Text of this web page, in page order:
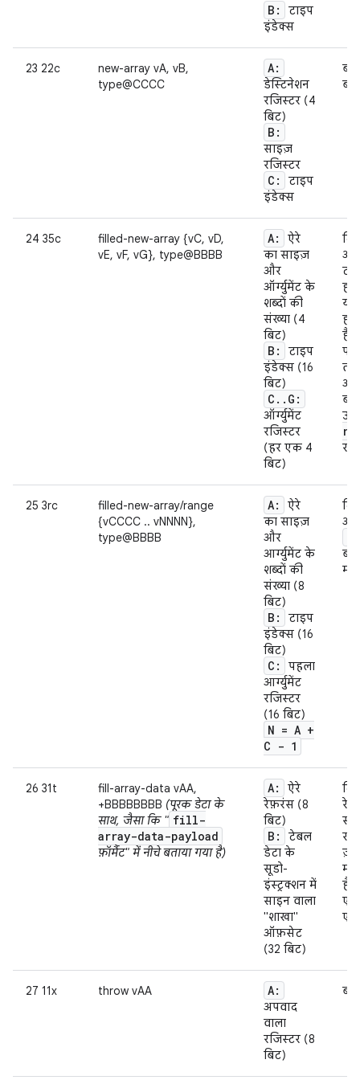
B:
टाइप
इंडेक्स
23 22c
new-array vA, vB,
type@CCCC
A:
डेस्टिनेशन
रजिस्टर (4
बिट)
B:
साइज़
रजिस्टर
C:
टाइप
इंडेक्स
24 35c
filled-new-array {vC, vD,
vE, vF, vG}, type@BBBB
A:
ऐरे
का साइज़
और
ऑर्ग्युमेंट के
शब्दों की
संख्या (4
बिट)
B:
टाइप
इंडेक्स (16
बिट)
C . . G:
ऑर्ग्युमेंट
रजिस्टर
(हर एक 4
बिट)
और
या
हैं.
पर
उसे
25 3rc
filled-new-array/range
{vCCCC .. vNNNN},
type@BBBB
A:
ऐरे
का साइज़
और
आर्ग्युमेंट के
शब्दों की
संख्या (8
बिट)
B:
टाइप
इंडेक्स (16
बिट)
C:
पहला
आर्ग्युमेंट
रजिस्टर
(16 बिट)
N = A +
C - 1
और
26 31t
fill-array-data vAA,
+BBBBBBBB (पूरक डेटा के
साथ, जैसा कि " fill-
array-data-payload
फ़ॉर्मैट" में नीचे बताया गया है)
A:
ऐरे
रेफ़रंस (8
बिट)
B:
टेबल
डेटा के
सूडो-
इंस्ट्रक्शन में
साइन वाला
"शाखा"
ऑफ़सेट
(32 बिट)
है.
27 11x throw vAA A:
अपवाद
वाला
रजिस्टर (8
बिट)